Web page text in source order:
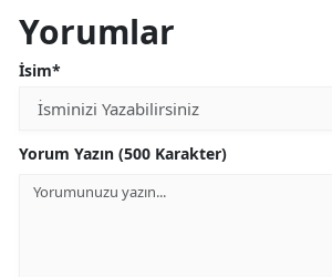
Yorumlar
İsim*
Yorum Yazın (500 Karakter)